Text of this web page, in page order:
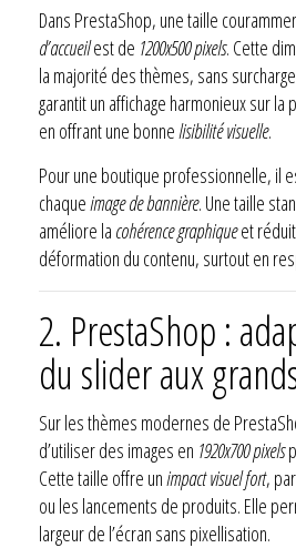
Dans PrestaShop, une taille
d’accueilest de 1200x500 pixels. Cette
la majorité des thèmes, sans
garantit un affichage harmonieux sur
en offrant une bonne lisibilité visuelle.
Pour une boutique professionnelle, il
chaqueimage de bannière. Une taille
améliore la cohérence graphiqueet
déformation du contenu, surtout en
2. PrestaShop :
du slider aux
Sur les thèmes modernes de
d’utiliser des images en 1920x700 pixels
Cette taille offre unimpact visuel fort,
ou les lancements de produits. Elle
largeur de l’écran sans pixellisation.